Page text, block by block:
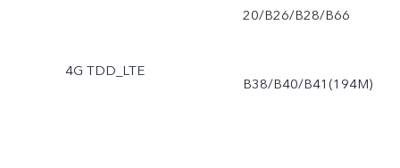
20/B26/B28/B66
4G TDD_LTE
B38/B40/B41(194M)